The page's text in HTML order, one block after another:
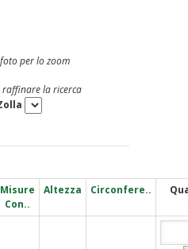
per lo zoom
raffinare la ricerca
Misure
Con..
Altezza Circonfere..